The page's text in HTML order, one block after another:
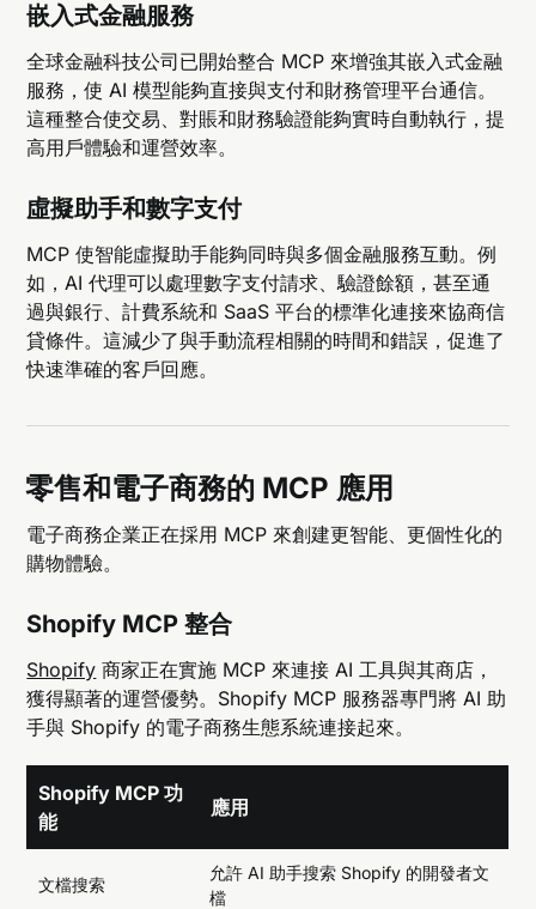
嵌入式金融服務
全球金融科技公司已開始整合 MCP 來增強其嵌入式金融
服務，使 AI 模型能夠直接與支付和財務管理平台通信。
這種整合使交易、對賬和財務驗證能夠實時自動執行，提
高用戶體驗和運營效率。
虛擬助手和數字支付
MCP 使智能虛擬助手能夠同時與多個金融服務互動。例
如，AI 代理可以處理數字支付請求、驗證餘額，甚至通
過與銀行、計費系統和 SaaS 平台的標準化連接來協商信
貸條件。這減少了與手動流程相關的時間和錯誤，促進了
快速準確的客戶回應。
零售和電子商務的 MCP 應用
電子商務企業正在採用 MCP 來創建更智能、更個性化的
購物體驗。
Shopify MCP 整合
Shopify 商家正在實施 MCP 來連接 AI 工具與其商店，
獲得顯著的運營優勢。Shopify MCP 服務器專門將 AI 助
手與 Shopify 的電子商務生態系統連接起來。
Shopify MCP 功
能
應用
文檔搜索
允許 AI 助手搜索 Shopify 的開發者文
檔